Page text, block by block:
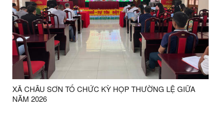
XÃ CHÂU SƠN TỔ CHỨC KỲ HỌP THƯỜNG LỆ GIỮA
NĂM 2026